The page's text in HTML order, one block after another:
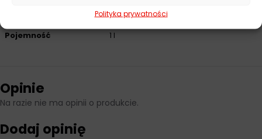
Polityka prywatności
RN 17 FE
Pojemność 1 l
Opinie
Na razie nie ma opinii o produkcie.
Dodaj opinię